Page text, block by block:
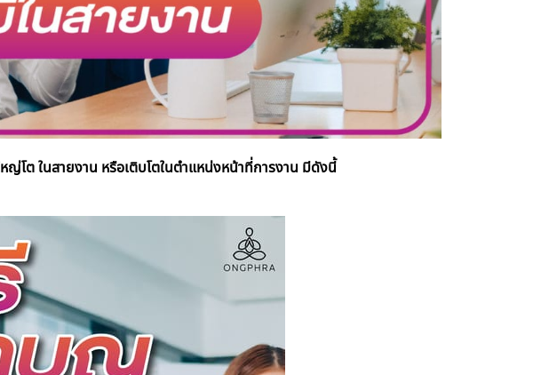
โต ในสายงาน หรือเติบโตในตำแหน่งหน้าที่การงาน มีดังนี้